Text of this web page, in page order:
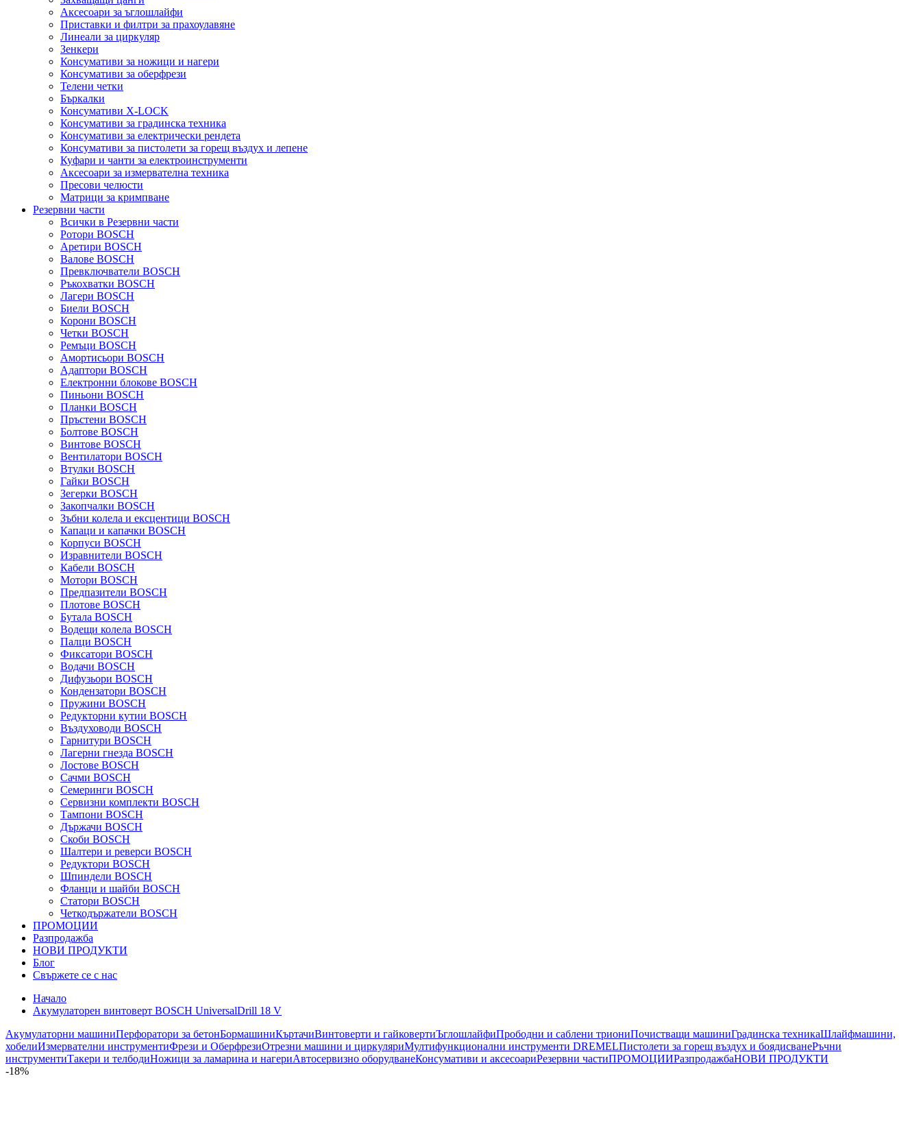
Аксесоари за ъглошлайфи
Приставки и филтри за прахоулавяне
Линеали за циркуляр
Зенкери
Консумативи за ножици и нагери
Консумативи за оберфрези
Телени четки
Бъркалки
Консумативи X-LOCK
Консумативи за градинска техника
Консумативи за електрически рендета
Консумативи за пистолети за горещ въздух и лепене
Куфари и чанти за електроинструменти
Аксесоари за измервателна техника
Пресови челюсти
Матрици за кримпване
Резервни части
Всички в Резервни части
Ротори BOSCH
Аретири BOSCH
Валове BOSCH
Превключватели BOSCH
Ръкохватки BOSCH
Лагери BOSCH
Биели BOSCH
Корони BOSCH
Четки BOSCH
Ремъци BOSCH
Амортисьори BOSCH
Адаптори BOSCH
Електронни блокове BOSCH
Пиньони BOSCH
Планки BOSCH
Пръстени BOSCH
Болтове BOSCH
Винтове BOSCH
Вентилатори BOSCH
Втулки BOSCH
Гайки BOSCH
Зегерки BOSCH
Закопчалки BOSCH
Зъбни колела и ексцентици BOSCH
Капаци и капачки BOSCH
Корпуси BOSCH
Изравнители BOSCH
Кабели BOSCH
Мотори BOSCH
Предпазители BOSCH
Плотове BOSCH
Бутала BOSCH
Водещи колела BOSCH
Палци BOSCH
Фиксатори BOSCH
Водачи BOSCH
Дифузьори BOSCH
Кондензатори BOSCH
Пружини BOSCH
Редукторни кутии BOSCH
Въздуховоди BOSCH
Гарнитури BOSCH
Лагерни гнезда BOSCH
Лостове BOSCH
Сачми BOSCH
Семеринги BOSCH
Сервизни комплекти BOSCH
Тампони BOSCH
Държачи BOSCH
Скоби BOSCH
Шалтери и реверси BOSCH
Редуктори BOSCH
Шпиндели BOSCH
Фланци и шайби BOSCH
Статори BOSCH
Четкодържатели BOSCH
ПРОМОЦИИ
Разпродажба
НОВИ ПРОДУКТИ
Блог
Свържете се с нас
Начало
Акумулаторен винтоверт BOSCH UniversalDrill 18 V
Акумулаторни машиниПерфоратори за бетонБормашиниКъртачиВинтоверти и гайковертиЪглошлайфиПрободни и саблени триониПочистващи машиниГрадинска техникаШлайфмашини,
хобелиИзмервателни инструментиФрези и ОберфрезиОтрезни машини и циркуляриМултифункционални инструменти DREMELПистолети за горещ въздух и боядисванеРъчни
инструментиТакери и телбодиНожици за ламарина и нагериАвтосервизно оборудванеКонсумативи и аксесоариРезервни частиПРОМОЦИИРазпродажбаНОВИ ПРОДУКТИ
-18%